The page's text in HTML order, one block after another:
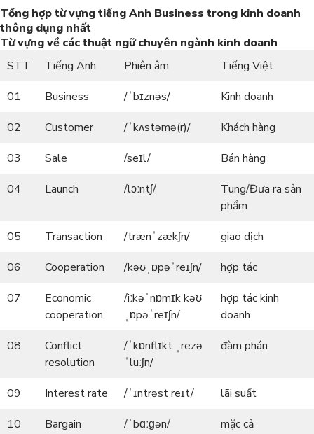
Tổng hợp từ vựng tiếng Anh Business trong kinh doanh
thông dụng nhất
Từ vựng về các thuật ngữ chuyên ngành kinh doanh
STT
Tiếng Anh Phiên âm
Tiếng Việt
01
Business /ˈbɪznəs/
Kinh doanh
02
Customer /ˈkʌstəmə(r)/
Khách hàng
03
Sale /seɪl/
Bán hàng
04
Launch /lɔːntʃ/
Tung/Đưa ra sản
phẩm
05
Transaction /trænˈzækʃn/
giao dịch
06
Cooperation /kəʊˌɒpəˈreɪʃn/
hợp tác
07
Economic
cooperation
/iːkəˈnɒmɪk kəʊ
ˌɒpəˈreɪʃn/
hợp tác kinh
doanh
08
Conflict
resolution
/ˈkɒnflɪkt ˌrezə
ˈluːʃn/
đàm phán
09 Interest rate /ˈɪntrəst reɪt/
lãi suất
10
Bargain /ˈbɑːɡən/
mặc cả